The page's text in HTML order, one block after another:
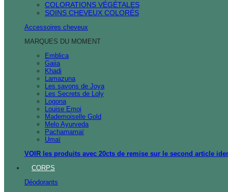
COLORATIONS VÉGÉTALES
SOINS CHEVEUX COLORÉS
Accessoires cheveux
MARQUES DU MOMENT
Emblica
Gaiia
Khadi
Lamazuna
Les savons de Joya
Les Secrets de Loly
Logona
Louise Emoi
Mademoiselle Gold
Melo Ayurveda
Pachamamaï
Umaï
VOIR les produits avec 20cts de remise sur le second article
CORPS
Déodorants